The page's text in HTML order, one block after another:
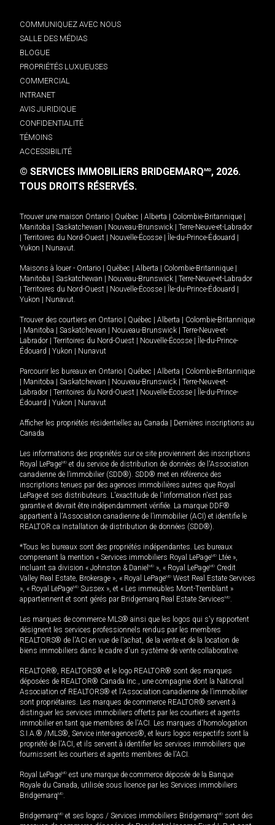
COMMUNIQUEZ AVEC NOUS
SALLE DES MÉDIAS
BLOGUE
PROPRIÉTÉS LUXUEUSES
COMMERCIAL
INTRANET
AVIS JURIDIQUE
CONFIDENTIALITÉ
TÉMOINS
ACCESSIBILITÉ
© SERVICES IMMOBILIERS BRIDGEMARQMD, 2026.
TOUS DROITS RÉSERVÉS.
Trouver une maison Ontario Québec Alberta Colombie-Britannique
Manitoba
Saskatchewan Nouveau-Brunswick
Terre-Neuve-et-Labrador
Territoires du Nord-Ouest Nouvelle-Écosse Île-du-Prince-Édouard
Yukon
Nunavut.
Maisons à louer - Ontario Québec Alberta Colombie-Britannique
Manitoba
Saskatchewan Nouveau-Brunswick
Terre-Neuve-et-Labrador
Territoires du Nord-Ouest Nouvelle-Écosse Île-du-Prince-Édouard
Yukon
Nunavut.
Trouver des courtiers en Ontario Québec Alberta
Colombie-Britannique
Manitoba Saskatchewan Nouveau-Brunswick
Terre-Neuve-et-
Labrador
Territoires du Nord-Ouest Nouvelle-Écosse
Île-du-Prince-
Édouard
Yukon Nunavut
Parcourir les bureaux en Ontario Québec Alberta
Colombie-Britannique
Manitoba Saskatchewan Nouveau-Brunswick
Terre-Neuve-et-
Labrador
Territoires du Nord-Ouest Nouvelle-Écosse
Île-du-Prince-
Édouard
Yukon Nunavut
Afficher les propriétés résidentielles au Canada
Dernières inscriptions au
Canada
Les informations des propriétés sur ce site proviennent des inscriptions
Royal LePageMD et du service de distribution de données de l'Association
canadienne de l’immobilier (SDD®). SDD® met en référence des
inscriptions tenues par des agences immobilières autres que Royal
LePage et ses distributeurs. L'exactitude de l'information n'est pas
garantie et devrait être indépendamment vérifiée. La marque DDF®
appartient à l'Association canadienne de l’immobilier (ACI) et identifie le
REALTOR.ca Installation de distribution de données (SDD®).
*Tous les bureaux sont des propriétés indépendantes. Les bureaux
comprenant la mention « Services immobiliers Royal LePageMD Ltée »,
incluant sa division « Johnston & Daniel MD », « Royal LePageMD Credit
Valley Real Estate, Brokerage », « Royal LePageMD West Real Estate Services
», « Royal LePageMD Sussex », et « Les immeubles Mont-Tremblant »
appartiennent et sont gérés par Bridgemarq Real Estate ServicesMD.
Les marques de commerce MLS® ainsi que les logos qui s'y rapportent
désignent les services professionnels rendus par les membres
REALTORS® de l'ACI en vue de l'achat, de la vente et de la location de
biens immobiliers dans le cadre d'un système de vente collaborative.
REALTOR®, REALTORS® et le logo REALTOR® sont des marques
déposées de REALTOR® Canada Inc., une compagnie dont la National
Association of REALTORS® et l'Association canadienne de l’immobilier
sont propriétaires. Les marques de commerce REALTOR® servent à
distinguer les services immobiliers offerts par les courtiers et agents
immobilier en tant que membres de l'ACI. Les marques d'homologation
S.I.A.® /MLS®, Service inter-agences®, et leurs logos respectifs sont la
propriété de l'ACI, et ils servent à identifier les services immobiliers que
fournissent les courtiers et agents membres de l'ACI.
Royal LePageMD est une marque de commerce déposée de la Banque
Royale du Canada, utilisée sous licence par les Services immobiliers
BridgemarqMD.
BridgemarqMD et ses logos / Services immobiliers BridgemarqMD sont des